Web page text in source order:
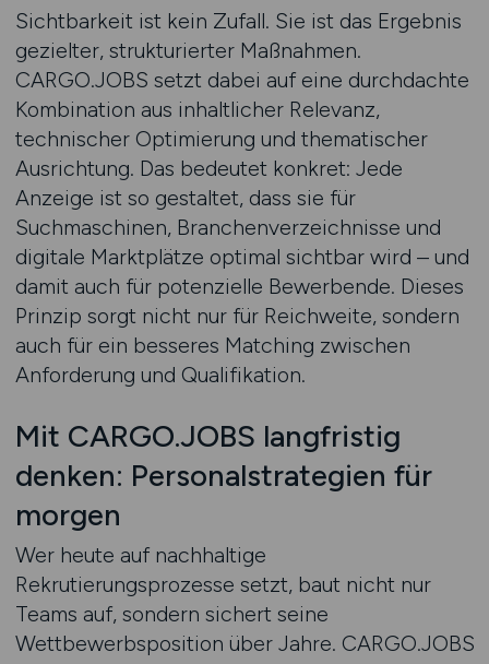
Sichtbarkeit ist kein Zufall. Sie ist das Ergebnis
gezielter, strukturierter Maßnahmen.
CARGO.JOBS setzt dabei auf eine durchdachte
Kombination aus inhaltlicher Relevanz,
technischer Optimierung und thematischer
Ausrichtung. Das bedeutet konkret: Jede
Anzeige ist so gestaltet, dass sie für
Suchmaschinen, Branchenverzeichnisse und
digitale Marktplätze optimal sichtbar wird – und
damit auch für potenzielle Bewerbende. Dieses
Prinzip sorgt nicht nur für Reichweite, sondern
auch für ein besseres Matching zwischen
Anforderung und Qualifikation.
Mit CARGO.JOBS langfristig
denken: Personalstrategien für
morgen
Wer heute auf nachhaltige
Rekrutierungsprozesse setzt, baut nicht nur
Teams auf, sondern sichert seine
Wettbewerbsposition über Jahre. CARGO.JOBS